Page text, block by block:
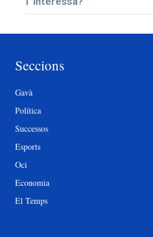
Seccions
Gavà
Política
Successos
Esports
Oci
Economia
El Temps